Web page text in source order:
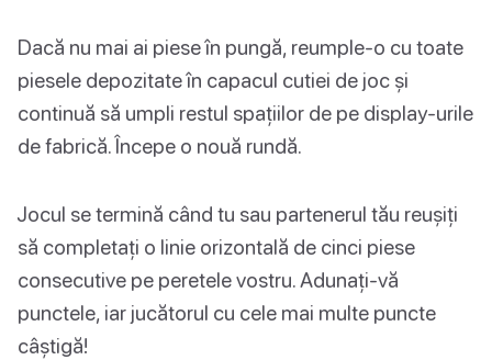
Dacă nu mai ai piese în pungă, reumple-o cu toate
piesele depozitate în capacul cutiei de joc și
continuă să umpli restul spațiilor de pe display-urile
de fabrică. Începe o nouă rundă.
Jocul se termină când tu sau partenerul tău reușiți
să completați o linie orizontală de cinci piese
consecutive pe peretele vostru. Adunați-vă
punctele, iar jucătorul cu cele mai multe puncte
câștigă!